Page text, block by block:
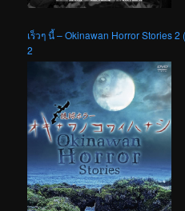
เร็วๆ นี้ – Okinawan Horror Stories
2